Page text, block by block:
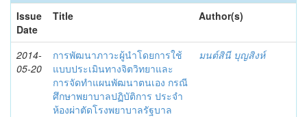
Issue
Date
Title Author(s)
2014-
05-20
การพัฒนาภาวะผู้นำโดยการใช้
แบบประเมินทางจิตวิทยาและ
การจัดทำแผนพัฒนาตนเอง กรณี
ศึกษาพยาบาลปฏิบัติการ ประจำ
ห้องผ่าตัดโรงพยาบาลรัฐบาล
มนต์สินี บุญสิงห์